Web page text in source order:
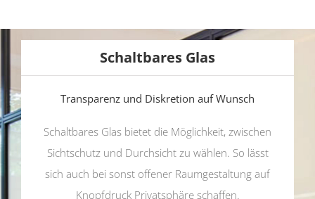
Schaltbares Glas
Transparenz und Diskretion auf Wunsch
Schaltbares Glas bietet die Möglichkeit, zwischen
Sichtschutz und Durchsicht zu wählen. So lässt
sich auch bei sonst offener Raumgestaltung auf
Knopfdruck Privatsphäre schaffen.